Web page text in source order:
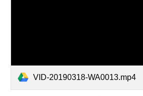
VID-20190318-WA0013.mp4